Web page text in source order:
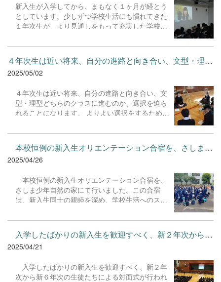
ける悩みや研究に不足している視点についてのア
ドバイスを求めるなど今後の探究活動の道筋を見
いだすべく積極的に活動していました。 お忙しい
協力ありがとうございました...
人の成長を見守り、支えていただきますようお願
いいたします。
新入生が入学してから、まもなく１ヶ月が経とう
としています。少しずつ学校生活にも慣れてきた
１年次生が、より見通しをもって充実した学校生
ス」を行いました。 講師の株式会社NOLTYプラ
ンナーズの小川雅史様から「手帳を使うことの効
果」、「よりよい手帳の使い方」などについて講
話をいただきました。 「手帳は相棒！」。まず
けるといいですね。 小川様、お忙しい中、本校の
教育活動にご協力くださり誠にありがとうござい
ました。
４年次生は近い将来、自分の進路と向き合い、文型・理型どちらの...
2025/05/02
４年次生は近い将来、自分の進路と向き合い、文
型・理型どちらのクラスに進むのか、選択を迫ら
れることになります。 よりよい選択をするために
が必要となります。 ５年次生が４年次生に、文理
選択を行うまでに「考えておくべきこと」や「や
っておくべきこと」を自身の経験をふまえながら
親身になって伝えてくれました。
本校恒例の新入生オリエンテーション合宿を、さしま少年自然の...
2025/04/26
本校恒例の新入生オリエンテーション合宿を、
さしま少年自然の家にて行いました。この合宿
は、新入生同士の親睦を深め、学校生活へのスム
初日は、少し緊張した面持ちで集まった新入生
たちがアイスブレイクや野外炊飯、キャンプファ
イヤーなど様々なグループワークに協力して取り
組む中で、お互いの個性や得意なことを見つけ、
を通して、新入生たちは多くの仲間と語り合い、
共に笑い、そして共に考えました。この合宿で育
入学したばかりの新入生を歓迎すべく、新２年次から新６年次の...
2025/04/21
入学したばかりの新入生を歓迎すべく、新２年
次から新６年次の生徒たちによる対面式が行われ